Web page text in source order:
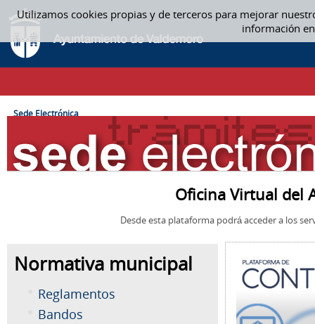
Utilizamos cookies propias y de terceros para mejorar
información
Saltar al contenido
SEDE ELECTRÓNICA
CAMINO DE MIGAS
Sede Electrónica
Oficina Virtual del
Desde esta plataforma podrá acceder a los
Normativa municipal
Reglamentos
Bandos